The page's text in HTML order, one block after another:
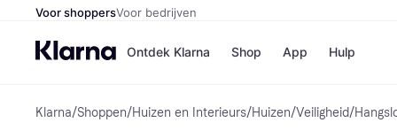
Voor shoppersVoor bedrijven
Ontdek Klarna Shop
Winkels
App Hulp
Klarna/Shoppen/Huizen en Interieurs/Huizen/Veiligheid/